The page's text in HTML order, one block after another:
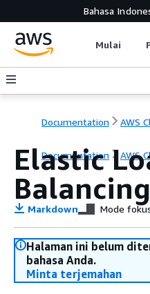
Bahasa
Mulai
Documentation AWS
Documentation AWS
Elastic
Balancing
Markdown Mode
Halaman ini belum
bahasa Anda.
Minta terjemahan